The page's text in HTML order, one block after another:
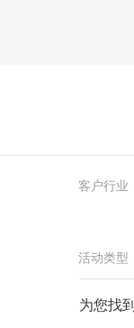
客户行业
活动类型
为您找到